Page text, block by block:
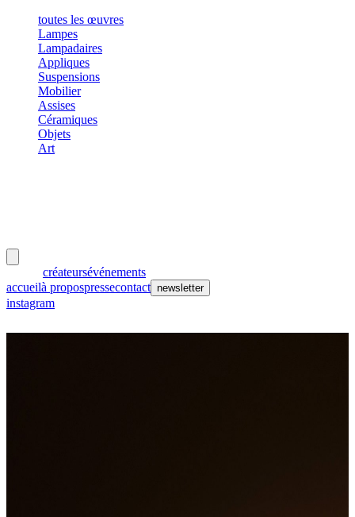
toutes les œuvres
Lampes
Lampadaires
Appliques
Suspensions
Mobilier
Assises
Céramiques
Objets
Art
créateursévénements
accueilà propospressecontact newsletter
instagram